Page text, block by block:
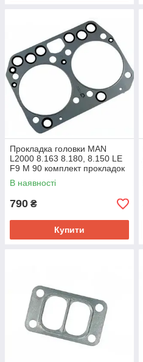
Прокладка головки MAN
L2000 8.163 8.180, 8.150 LE
F9 M 90 комплект прокладок
двигуна man запчастин
В наявності
790 ₴
Купити